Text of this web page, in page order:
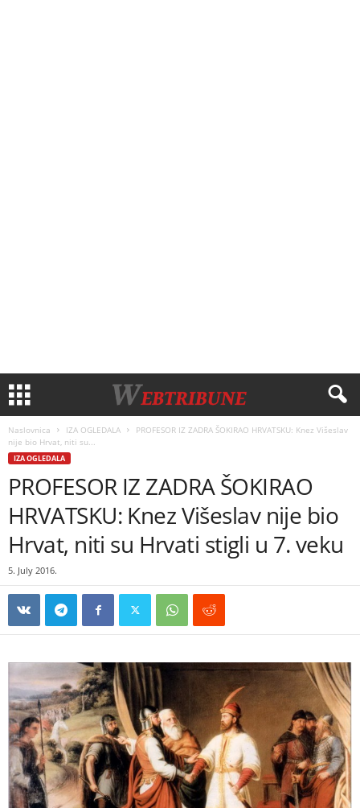
Naslovnica IZA OGLEDALA
PROFESOR IZ ZADRA ŠOKIRAO HRVATSKU: Knez Višeslav
nije bio Hrvat, niti su...
IZA OGLEDALA
PROFESOR IZ ZADRA ŠOKIRAO
HRVATSKU: Knez Višeslav nije bio
Hrvat, niti su Hrvati stigli u 7. veku
5. July 2016.